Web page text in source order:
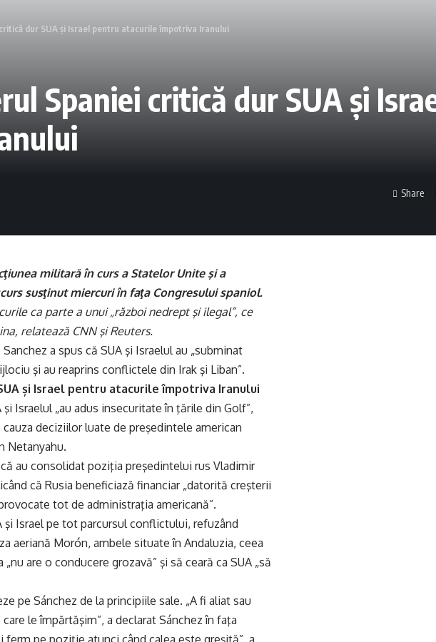
dur SUA și Israel pentru atacurile împotriva Iranului
Spaniei critică dur SUA și
Share
militară în curs a Statelor Unite şi a
susţinut miercuri în faţa Congresului spaniol.
ca parte a unui „război nedrept şi ilegal”, ce
relatează CNN şi Reuters.
a spus că SUA şi Israelul au „subminat
şi au reaprins conflictele din Irak şi Liban”.
și Israel pentru atacurile împotriva Iranului
Israelul „au adus insecuritate în ţările din Golf”,
deciziilor luate de preşedintele american
Netanyahu.
au consolidat poziţia preşedintelui rus Vladimir
că Rusia beneficiază financiar „datorită creşterii
tot de administraţia americană”.
şi Israel pe tot parcursul conflictului, refuzând
aeriană Morón, ambele situate în Andaluzia, ceea
are o conducere grozavă” şi să ceară ca SUA „să
pe Sánchez de la principiile sale. „A fi aliat sau
le împărtăşim”, a declarat Sánchez în faţa